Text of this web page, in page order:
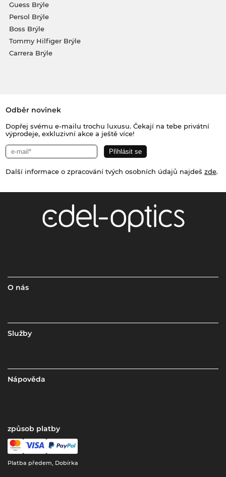
Guess Brýle
Persol Brýle
Boss Brýle
Tommy Hilfiger Brýle
Carrera Brýle
Odběr novinek
Dopřej svému e-mailu trochu luxusu. Čekají na tebe privátní
výprodeje, exkluzivní akce a ještě více!
Další informace o zpracování tvých osobních údajů najdeš zde.
O nás
Služby
Nápověda
způsob platby
Platba předem, Dobírka